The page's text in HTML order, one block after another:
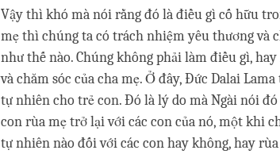
Vậy thì khó mà nói rằng đó là điều gì cố hữu
mẹ thì chúng ta có trách nhiệm yêu thương và
như thế nào. Chúng không phải làm điều gì,
và chăm sóc của cha mẹ. Ở đây, Đức Dalai
tự nhiên cho trẻ con. Đó là lý do mà Ngài nói
con rùa mẹ trở lại với các con của nó, một khi
tự nhiên nào đối với các con hay không, hay